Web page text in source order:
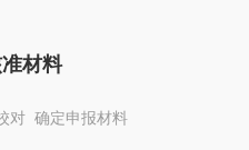
材料
对 确定申报材料